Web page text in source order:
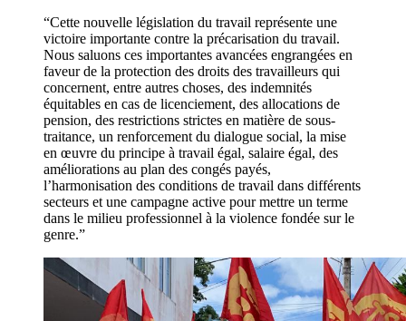
“Cette nouvelle législation du travail représente une
victoire importante contre la précarisation du travail.
Nous saluons ces importantes avancées engrangées en
faveur de la protection des droits des travailleurs qui
concernent, entre autres choses, des indemnités
équitables en cas de licenciement, des allocations de
pension, des restrictions strictes en matière de sous-
traitance, un renforcement du dialogue social, la mise
en œuvre du principe à travail égal, salaire égal, des
améliorations au plan des congés payés,
l’harmonisation des conditions de travail dans différents
secteurs et une campagne active pour mettre un terme
dans le milieu professionnel à la violence fondée sur le
genre.”